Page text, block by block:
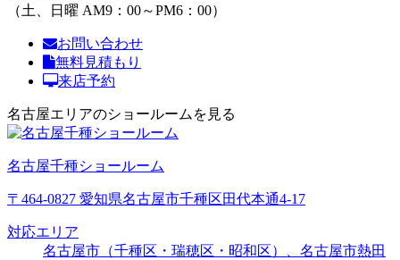
（土、日曜 AM9：00～PM6：00）
お問い合わせ
無料見積もり
来店予約
名古屋エリアのショールームを見る
名古屋千種ショールーム
〒464-0827 愛知県名古屋市千種区田代本通4-17
対応エリア
名古屋市（千種区・瑞穂区・昭和区）、名古屋市熱田